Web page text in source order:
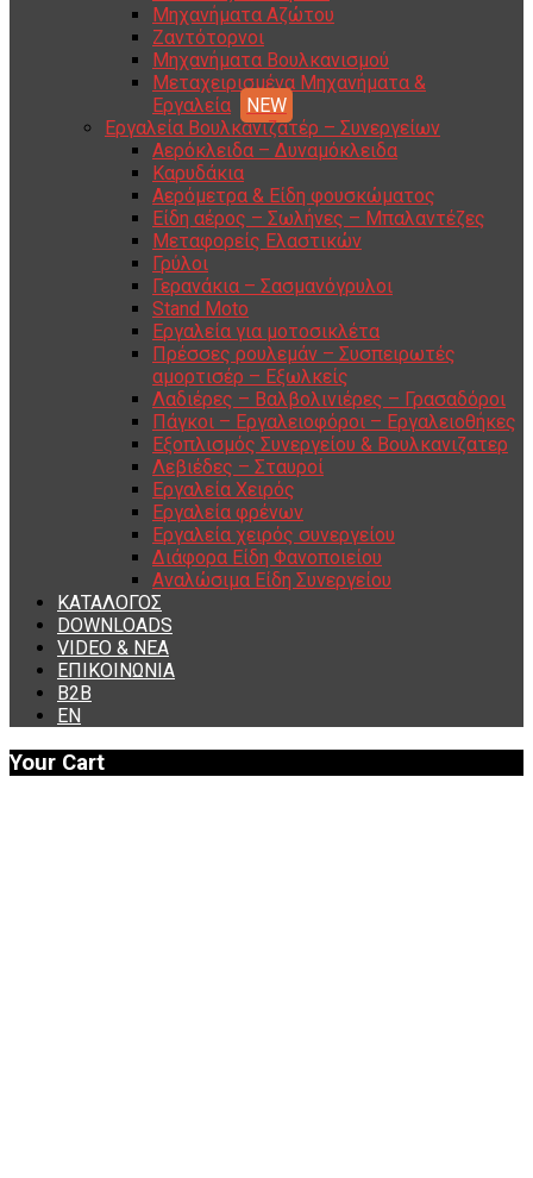
Μηχανήματα Αζώτου
Ζαντότορνοι
Μηχανήματα Βουλκανισμού
Μεταχειρισμένα Μηχανήματα &
Εργαλεία
Εργαλεία Βουλκανιζατέρ – Συνεργείων
Αερόκλειδα – Δυναμόκλειδα
Καρυδάκια
Αερόμετρα & Είδη φουσκώματος
Είδη αέρος – Σωλήνες – Μπαλαντέζες
Μεταφορείς Ελαστικών
Γρύλοι
Γερανάκια – Σασμανόγρυλοι
Stand Moto
Εργαλεία για μοτοσικλέτα
Πρέσσες ρουλεμάν – Συσπειρωτές
αμορτισέρ – Εξωλκείς
Λαδιέρες – Βαλβολινιέρες – Γρασαδόροι
Πάγκοι – Εργαλειοφόροι – Εργαλειοθήκες
Εξοπλισμός Συνεργείου & Βουλκανιζατερ
Λεβιέδες – Σταυροί
Εργαλεία Χειρός
Εργαλεία φρένων
Εργαλεία χειρός συνεργείου
Διάφορα Είδη Φανοποιείου
Αναλώσιμα Είδη Συνεργείου
ΚΑΤΑΛΟΓΟΣ
DOWNLOADS
VIDEO & ΝΕΑ
ΕΠΙΚΟΙΝΩΝΙΑ
B2B
ΕΝ
Your Cart